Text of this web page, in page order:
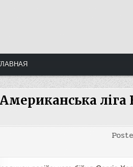
Американська ліга